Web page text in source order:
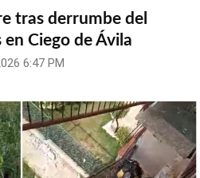
tras derrumbe del
en Ciego de Ávila
6:47 PM